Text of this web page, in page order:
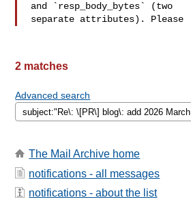
and `resp_body_bytes` (two
separate attributes). Please
2 matches
Advanced search
The Mail Archive home
notifications - all messages
notifications - about the list